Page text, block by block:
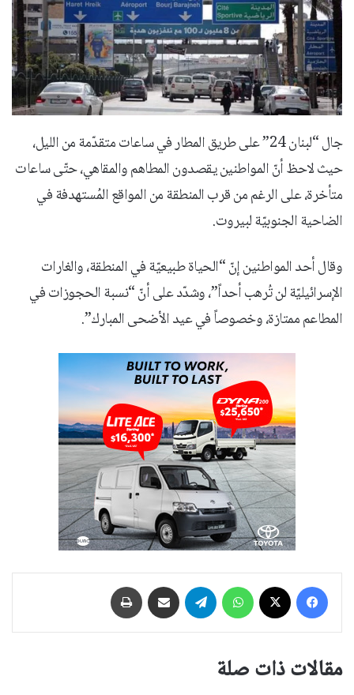
جال “لبنان 24” على طريق المطار في ساعات متقدّمة من الليل،
حيث لاحظ أنّ المواطنين يقصدون المطاهم والمقاهي، حتّى ساعات
متأخرة، على الرغم من قرب المنطقة من المواقع المُستهدفة في
الضاحية الجنوبيّة لبيروت.
وقال أحد المواطنين إنّ “الحياة طبيعيّة في المنطقة، والغارات
الإسرائيليّة لن تُرهب أحداً”، وشدّد على أنّ “نسبة الحجوزات في
المطاعم ممتازة، وخصوصاً في عيد الأضحى المبارك”.
فيسبوك واتساب تيلقرام مشاركة عبر البريد
مقالات ذات صلة